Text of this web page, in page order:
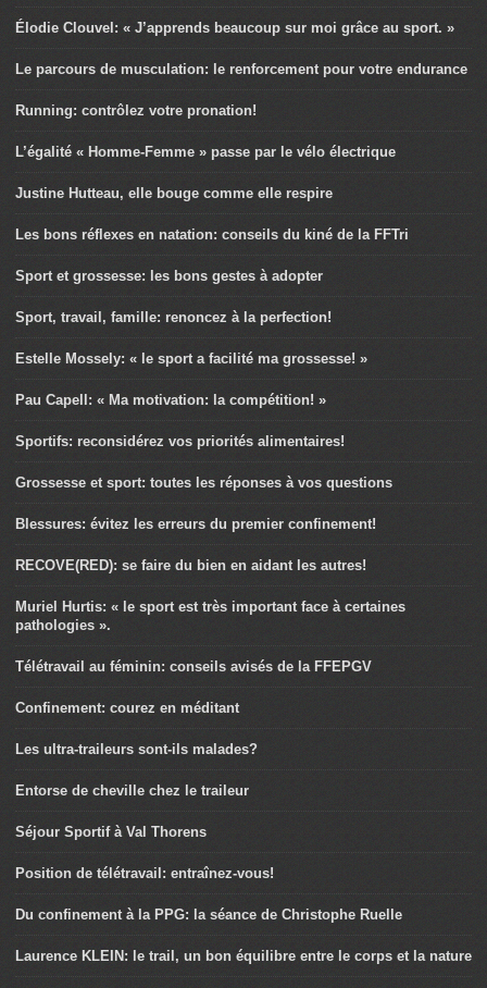
Élodie Clouvel: « J’apprends beaucoup sur moi grâce au sport. »
Le parcours de musculation: le renforcement pour votre endurance
Running: contrôlez votre pronation!
L’égalité « Homme-Femme » passe par le vélo électrique
Justine Hutteau, elle bouge comme elle respire
Les bons réflexes en natation: conseils du kiné de la FFTri
Sport et grossesse: les bons gestes à adopter
Sport, travail, famille: renoncez à la perfection!
Estelle Mossely: « le sport a facilité ma grossesse! »
Pau Capell: « Ma motivation: la compétition! »
Sportifs: reconsidérez vos priorités alimentaires!
Grossesse et sport: toutes les réponses à vos questions
Blessures: évitez les erreurs du premier confinement!
RECOVE(RED): se faire du bien en aidant les autres!
Muriel Hurtis: « le sport est très important face à certaines
pathologies ».
Télétravail au féminin: conseils avisés de la FFEPGV
Confinement: courez en méditant
Les ultra-traileurs sont-ils malades?
Entorse de cheville chez le traileur
Séjour Sportif à Val Thorens
Position de télétravail: entraînez-vous!
Du confinement à la PPG: la séance de Christophe Ruelle
Laurence KLEIN: le trail, un bon équilibre entre le corps et la nature